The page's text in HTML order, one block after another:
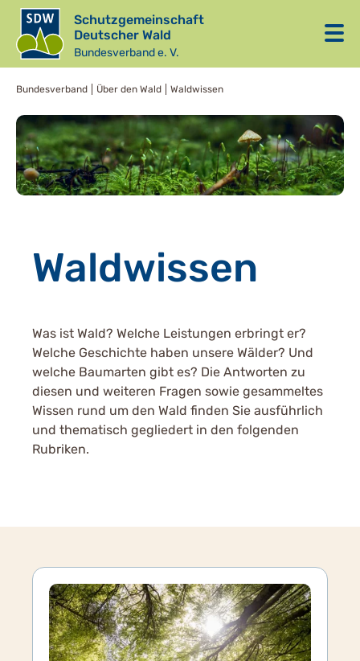
Schutzgemeinschaft
Deutscher Wald
Bundesverband e. V.
Bundesverband Über den Wald Waldwissen
Waldwissen
Was ist Wald? Welche Leistungen erbringt er?
Welche Geschichte haben unsere Wälder? Und
welche Baumarten gibt es? Die Antworten zu
diesen und weiteren Fragen sowie gesammeltes
Wissen rund um den Wald finden Sie ausführlich
und thematisch gegliedert in den folgenden
Rubriken.